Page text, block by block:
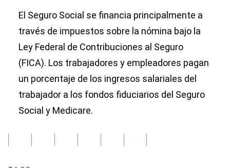
El Seguro Social se financia principalmente a
través de impuestos sobre la nómina bajo la
Ley Federal de Contribuciones al Seguro
(FICA). Los trabajadores y empleadores pagan
un porcentaje de los ingresos salariales del
trabajador a los fondos fiduciarios del Seguro
Social y Medicare.